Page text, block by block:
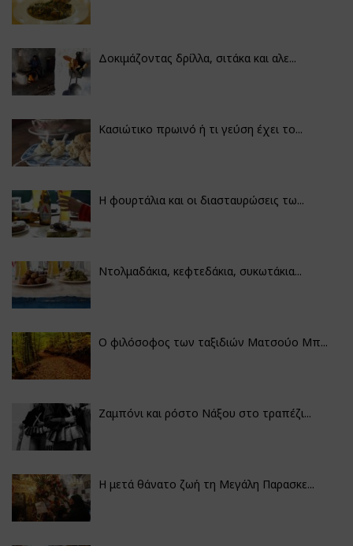
Δοκιμάζοντας δρίλλα, σιτάκα και αλε...
Κασιώτικο πρωινό ή τι γεύση έχει το...
Η φουρτάλια και οι διασταυρώσεις τω...
Ντολμαδάκια, κεφτεδάκια, συκωτάκια...
Ο φιλόσοφος των ταξιδιών Ματσούο Μπ...
Ζαμπόνι και ρόστο Νάξου στο τραπέζι...
Η μετά θάνατο ζωή τη Μεγάλη Παρασκε...